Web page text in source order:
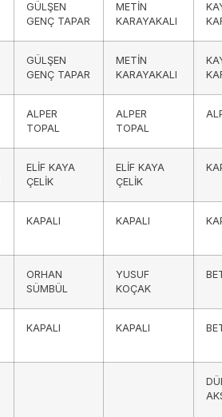
GÜLŞEN
GENÇ TAPAR
METİN
KARAYAKALI
GÜLŞEN
GENÇ TAPAR
METİN
KARAYAKALI
ALPER
TOPAL
ALPER
TOPAL
ELİF KAYA
ÇELİK
ELİF KAYA
ÇELİK
KAPALI KAPALI
ORHAN
SÜMBÜL
YUSUF
KOÇAK
KAPALI KAPALI